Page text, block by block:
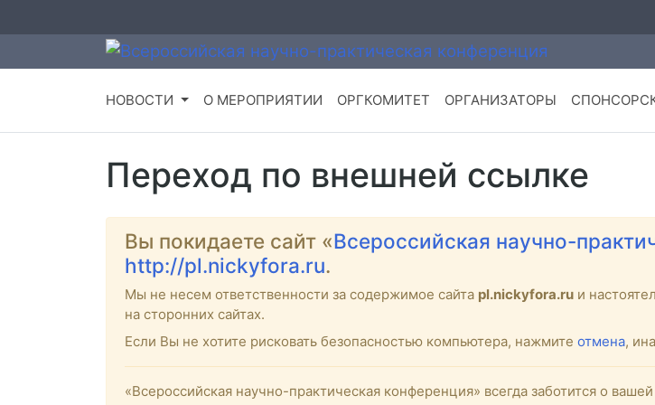
НОВОСТИ О МЕРОПРИЯТИИ ОРГКОМИТЕТ ОРГАНИЗАТОРЫ
Переход по внешней ссылке
Вы покидаете сайт «Всероссийская научно-
http://pl.nickyfora.ru.
Мы не несем ответственности за содержимое сайта pl.nickyfora.ru и
на сторонних сайтах.
Если Вы не хотите рисковать безопасностью компьютера, нажмите отмена,
«Всероссийская научно-практическая конференция» всегда заботится о